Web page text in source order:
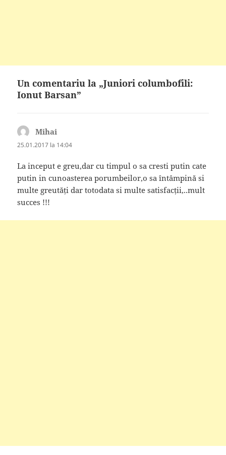
Un comentariu la „Juniori columbofili:
Ionut Barsan”
Mihai
25.01.2017 la 14:04
La inceput e greu,dar cu timpul o sa cresti putin cate
putin in cunoasterea porumbeilor,o sa întâmpină si
multe greutăți dar totodata si multe satisfacții,..mult
succes !!!